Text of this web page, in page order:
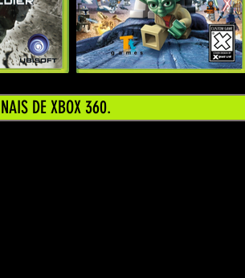
DE XBOX 360.